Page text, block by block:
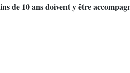
de 10 ans doivent y être